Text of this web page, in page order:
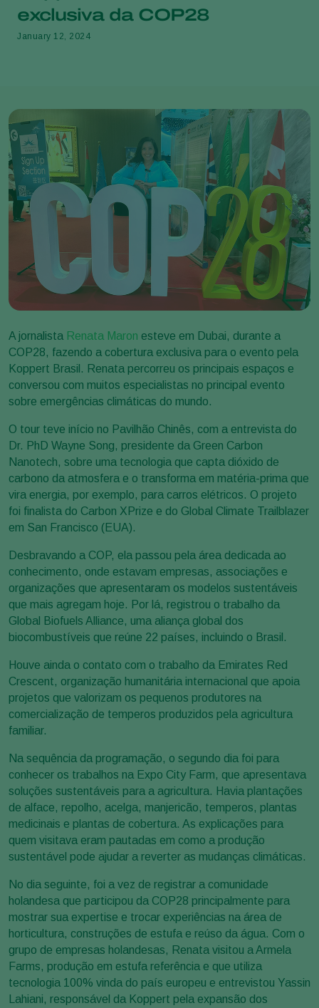
exclusiva da COP28
January 12, 2024
A jornalista Renata Maron esteve em Dubai, durante a
COP28, fazendo a cobertura exclusiva para o evento pela
Koppert Brasil. Renata percorreu os principais espaços e
conversou com muitos especialistas no principal evento
sobre emergências climáticas do mundo.
O tour teve início no Pavilhão Chinês, com a entrevista do
Dr. PhD Wayne Song, presidente da Green Carbon
Nanotech, sobre uma tecnologia que capta dióxido de
carbono da atmosfera e o transforma em matéria-prima que
vira energia, por exemplo, para carros elétricos. O projeto
foi finalista do Carbon XPrize e do Global Climate Trailblazer
em San Francisco (EUA).
Desbravando a COP, ela passou pela área dedicada ao
conhecimento, onde estavam empresas, associações e
organizações que apresentaram os modelos sustentáveis
que mais agregam hoje. Por lá, registrou o trabalho da
Global Biofuels Alliance, uma aliança global dos
biocombustíveis que reúne 22 países, incluindo o Brasil.
Houve ainda o contato com o trabalho da Emirates Red
Crescent, organização humanitária internacional que apoia
projetos que valorizam os pequenos produtores na
comercialização de temperos produzidos pela agricultura
familiar.
Na sequência da programação, o segundo dia foi para
conhecer os trabalhos na Expo City Farm, que apresentava
soluções sustentáveis para a agricultura. Havia plantações
de alface, repolho, acelga, manjericão, temperos, plantas
medicinais e plantas de cobertura. As explicações para
quem visitava eram pautadas em como a produção
sustentável pode ajudar a reverter as mudanças climáticas.
No dia seguinte, foi a vez de registrar a comunidade
holandesa que participou da COP28 principalmente para
mostrar sua expertise e trocar experiências na área de
horticultura, construções de estufa e reúso da água. Com o
grupo de empresas holandesas, Renata visitou a Armela
Farms, produção em estufa referência e que utiliza
tecnologia 100% vinda do país europeu e entrevistou Yassin
Lahiani, responsável da Koppert pela expansão dos